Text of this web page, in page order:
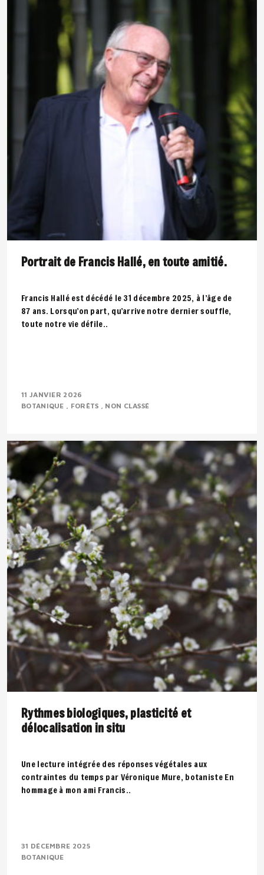
Portrait de Francis Hallé, en toute amitié.
Francis Hallé est décédé le 31 décembre 2025, à l’âge de
87 ans. Lorsqu’on part, qu’arrive notre dernier souffle,
toute notre vie défile..
11 JANVIER 2026
BOTANIQUE
FORÊTS NON CLASSÉ
Rythmes biologiques, plasticité et
délocalisation in situ
Une lecture intégrée des réponses végétales aux
contraintes du temps par Véronique Mure, botaniste En
hommage à mon ami Francis..
31 DÉCEMBRE 2025
BOTANIQUE